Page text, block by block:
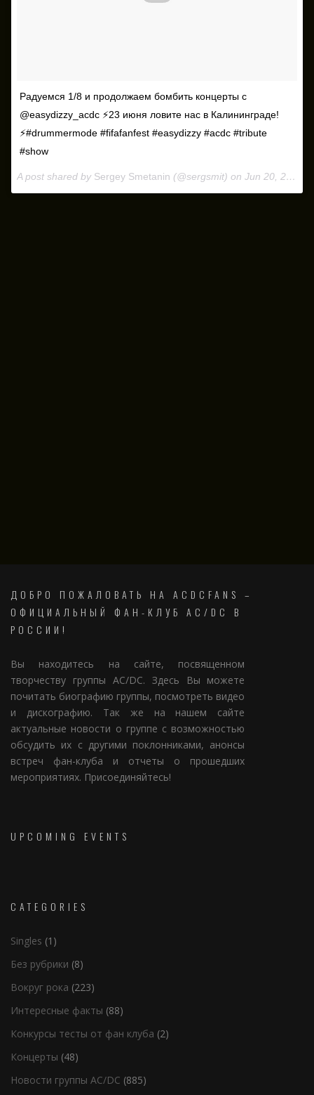
Радуемся 1/8 и продолжаем бомбить концерты с
@easydizzy_acdc ⚡️23 июня ловите нас в Калининграде!
⚡️#drummermode #fifafanfest #easydizzy #acdc #tribute
#show
A post shared by Sergey Smetanin (@sergsmit) on Jun 20, 2018 at 10:44am PDT
ДОБРО ПОЖАЛОВАТЬ НА ACDCFANS –
ОФИЦИАЛЬНЫЙ ФАН-КЛУБ AC/DC В
РОССИИ!
Вы находитесь на сайте, посвященном
творчеству группы AC/DC. Здесь Вы можете
почитать биографию группы, посмотреть видео
и дискографию. Так же на нашем сайте
актуальные новости о группе с возможностью
обсудить их с другими поклонниками, анонсы
встреч фан-клуба и отчеты о прошедших
мероприятиях. Присоединяйтесь!
UPCOMING EVENTS
CATEGORIES
Singles (1)
Без рубрики (8)
Вокруг рока (223)
Интересные факты (88)
Конкурсы тесты от фан клуба (2)
Концерты (48)
Новости группы AC/DC (885)